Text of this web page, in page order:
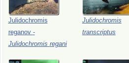
Julidochromis
reganov -
Julidochromis regani
Julidochromis
transcriptus